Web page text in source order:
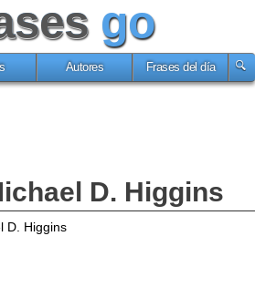
go
Autores Frases del día
D. Higgins
D. Higgins